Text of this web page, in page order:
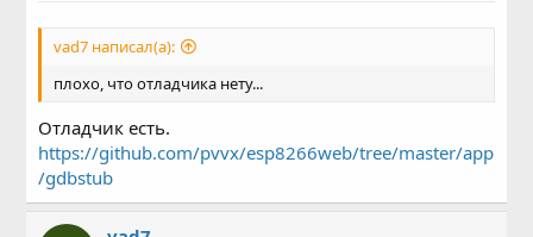
vad7 написал(а):
плохо, что отладчика нету...
Отладчик есть.
https://github.com/pvvx/esp8266web/tree/master/app
/gdbstub